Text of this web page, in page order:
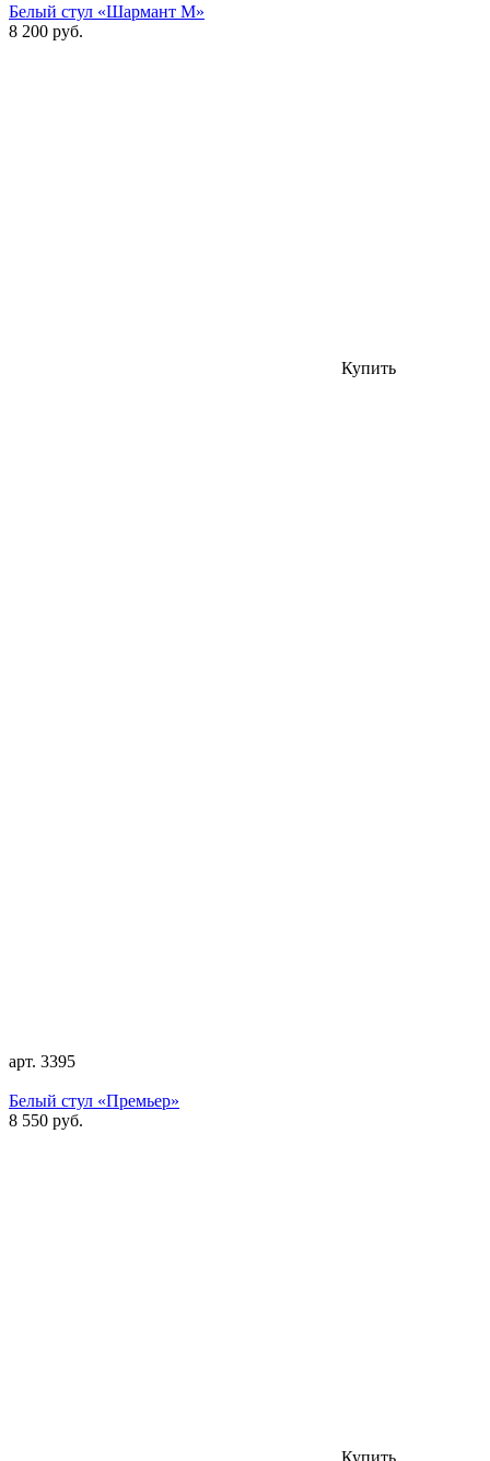
Белый стул «Шармант М»
8 200 руб.
Купить
арт. 3395
Белый стул «Премьер»
8 550 руб.
Купить